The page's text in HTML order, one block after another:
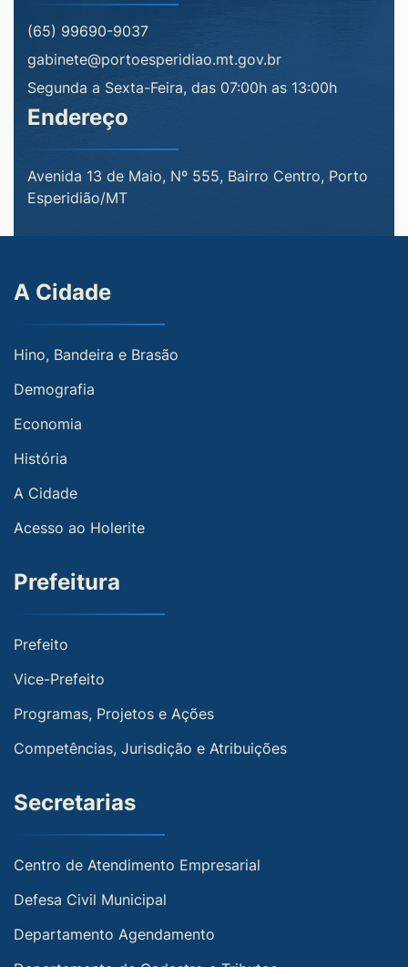
(65) 99690-9037
gabinete@portoesperidiao.mt.gov.br
Segunda a Sexta-Feira, das 07:00h as 13:00h
Endereço
Avenida 13 de Maio, Nº 555, Bairro Centro, Porto
Esperidião/MT
A Cidade
Hino, Bandeira e Brasão
Demografia
Economia
História
A Cidade
Acesso ao Holerite
Prefeitura
Prefeito
Vice-Prefeito
Programas, Projetos e Ações
Competências, Jurisdição e Atribuições
Secretarias
Centro de Atendimento Empresarial
Defesa Civil Municipal
Departamento Agendamento